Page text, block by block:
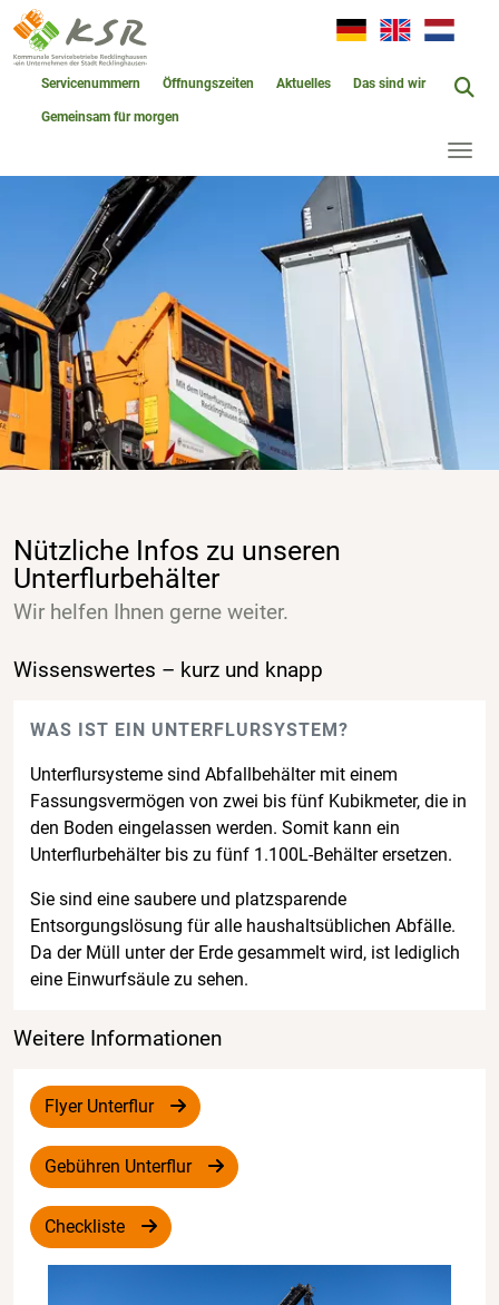
Servicenummern Öffnungszeiten Aktuelles Das sind wir
Gemeinsam für morgen
Nützliche Infos zu unseren
Unterflurbehälter
Wir helfen Ihnen gerne weiter.
Wissenswertes – kurz und knapp
WAS IST EIN UNTERFLURSYSTEM?
Unterflursysteme sind Abfallbehälter mit einem
Fassungsvermögen von zwei bis fünf Kubikmeter, die in
den Boden eingelassen werden. Somit kann ein
Unterflurbehälter bis zu fünf 1.100L-Behälter ersetzen.
Sie sind eine saubere und platzsparende
Entsorgungslösung für alle haushaltsüblichen Abfälle.
Da der Müll unter der Erde gesammelt wird, ist lediglich
eine Einwurfsäule zu sehen.
Weitere Informationen
Flyer Unterflur
Gebühren Unterflur
Checkliste